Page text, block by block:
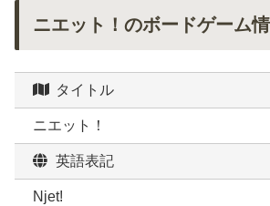
ニエット！のボードゲーム
タイトル
ニエット！
英語表記
Njet!